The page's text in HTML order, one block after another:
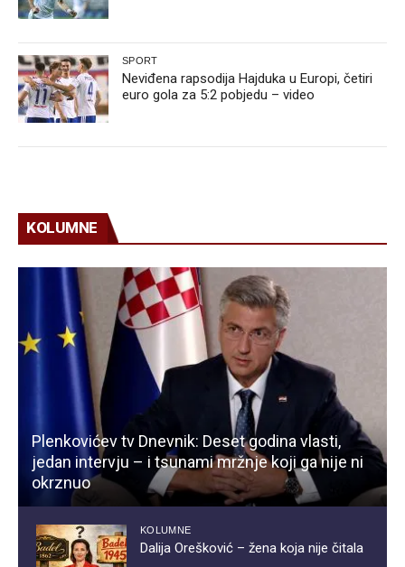
SPORT
Neviđena rapsodija Hajduka u Europi, četiri
euro gola za 5:2 pobjedu – video
KOLUMNE
Plenkovićev tv Dnevnik: Deset godina vlasti,
jedan intervju – i tsunami mržnje koji ga nije ni
okrznuo
KOLUMNE
Dalija Orešković – žena koja nije čitala